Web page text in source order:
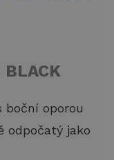
BLACK
boční oporou
odpočatý jako